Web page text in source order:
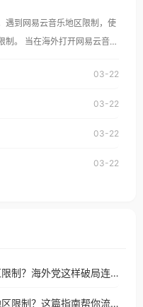
出现地区及版权限制问题，且
朋友们，
可解决「海外用户收听腾讯
澳大利亚、欧洲等国家和地区
遇到网易云音乐地区限制，使
网易云音
、欧洲等国家和地区时，网易
播放。 遇到这个问题
版权限制」的问题，无论人在
03-22
03-22
03-22
03-22
在香港看咪咕视频世界杯地区限制？海外党这样破局连看7天不卡顿！
在俄罗斯看咪咕视频世界杯地区限制？这篇指南帮你流畅看中文解说赛事